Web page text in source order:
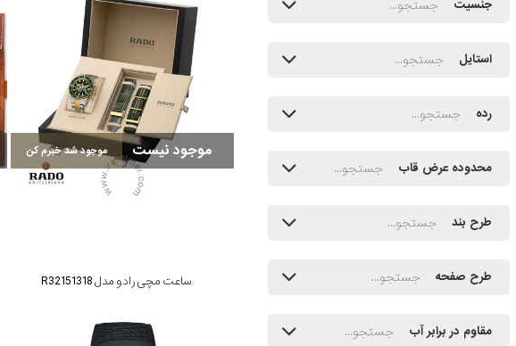
موجود نیست موجود شد خبرم کن
ساعت مچی رادو مدل R32151318
جنسیت
استایل
رده
محدوده عرض قاب
طرح بند
طرح صفحه
مقاوم در برابر آب